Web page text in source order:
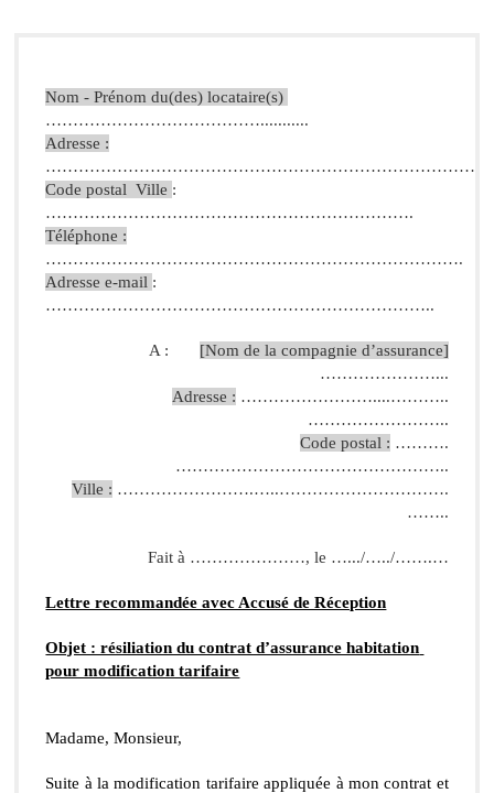
…………………………………...........
Adresse :
……………………………………………………………………
Code postal  Ville :
………………………………………………………….
Téléphone :
………………………………………………………………….
Adresse e-mail :
……………………………………………………………..
A : [Nom de la compagnie d’assurance]
…………………...
Adresse : ……………………....………..
……………………..
Code postal : ……….
…………………………………………..
Ville : …………………….…..………………………….
……..
Fait à …………………, le ….../…../…….…
Lettre recommandée avec Accusé de Réception
Objet : résiliation du contrat d’assurance habitation
pour modification tarifaire
Madame, Monsieur,
Suite à la modification tarifaire appliquée à mon contrat et